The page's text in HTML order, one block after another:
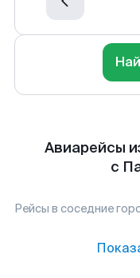
Авиарейсы
с
Рейсы в соседние